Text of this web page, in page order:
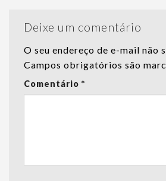
Deixe um comentário
O seu endereço de e-mail não
Campos obrigatórios são
Comentário *